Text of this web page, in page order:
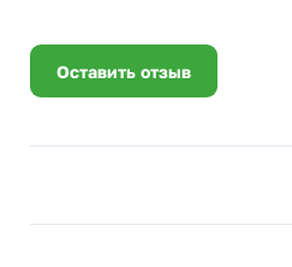
Оставить отзыв